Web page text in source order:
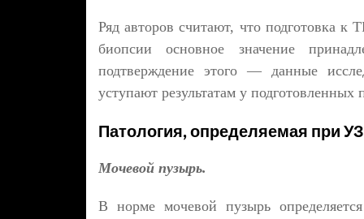
Ряд авторов считают, что подготовка
биопсии основное значение
подтверждение этого — данные
уступают результатам у подготовленных
Патология, определяемая при
Мочевой пузырь.
В норме мочевой пузырь